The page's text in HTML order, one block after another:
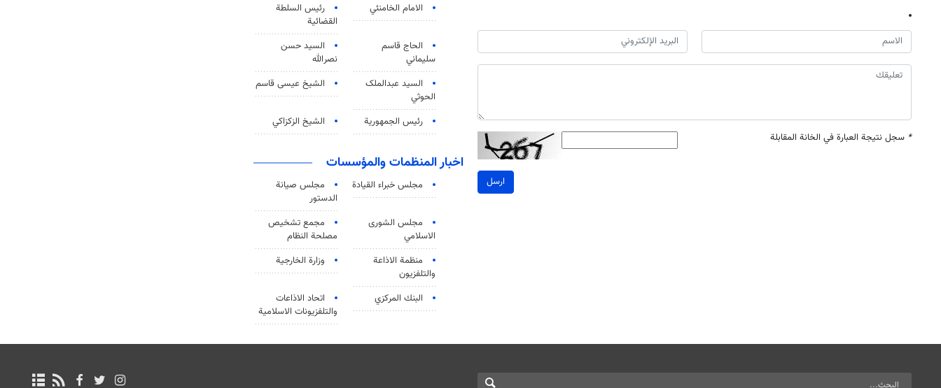
* سجل نتيجة العبارة في الخانة المقابلة
ارسل
الامام الخامنئي
رئیس السلطة
القضائیة
الحاج قاسم
سليماني
السيد حسن
نصرالله
السید عبدالملک
الحوثي
الشيخ عيسى قاسم
رئيس الجمهورية الشيخ الزكزاكي
اخبار المنظمات والمؤسسات
مجلس خبراء القيادة
مجلس صيانة
الدستور
مجلس الشورى
الاسلامي
مجمع تشخيص
مصلحة النظام
منظمة الاذاعة
والتلفزیون
وزارة الخارجية
البنك المركزي
اتحاد الاذاعات
والتلفزيونات الاسلامية